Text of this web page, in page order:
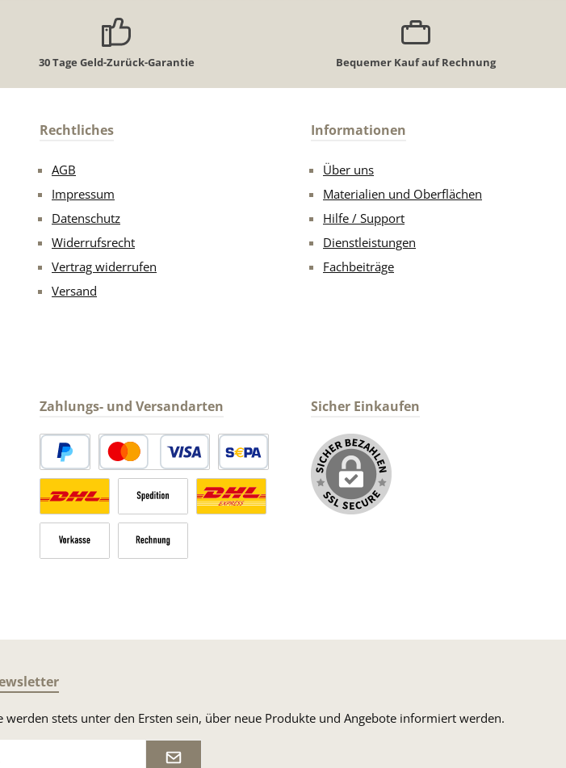
30 Tage Geld-Zurück-Garantie Bequemer Kauf auf Rechnung
Rechtliches
AGB
Impressum
Datenschutz
Widerrufsrecht
Vertrag widerrufen
Versand
Informationen
Über uns
Materialien und Oberflächen
Hilfe / Support
Dienstleistungen
Fachbeiträge
Zahlungs- und Versandarten
PayPal Kredit- oder DebitkarteSEPA Lastschrift
Versandkosten Deutschland normaler Versand Deutsche Post
Sperrgut
Sicher Einkaufen
stets unter den Ersten sein, über neue Produkte und Angebote informiert werden.